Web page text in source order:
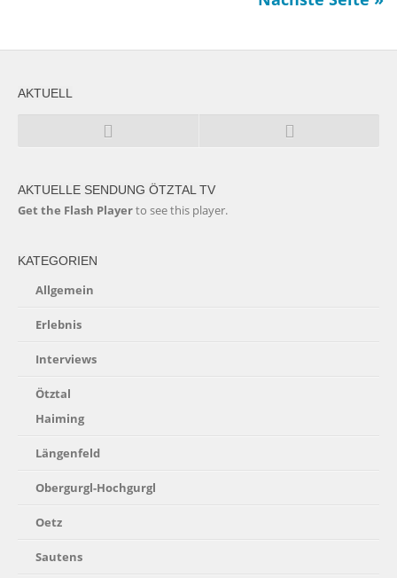
AKTUELL
AKTUELLE SENDUNG ÖTZTAL TV
Get the Flash Playerto see this player.
KATEGORIEN
Allgemein
Erlebnis
Interviews
Ötztal
Haiming
Längenfeld
Obergurgl-Hochgurgl
Oetz
Sautens